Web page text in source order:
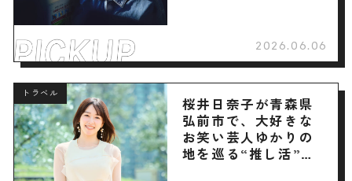
2026.06.06
トラベル
桜井日奈子が青森県
弘前市で、大好きな
お笑い芸人ゆかりの
地を巡る“推し活”旅